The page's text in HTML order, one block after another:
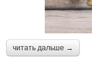
читать дальше →